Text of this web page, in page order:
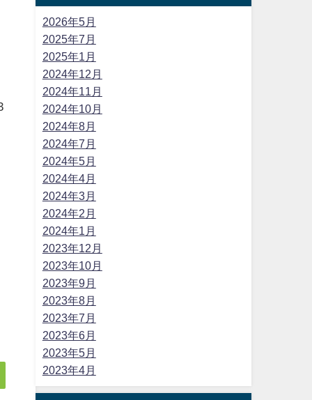
2026年5月
2025年7月
2025年1月
2024年12月
2024年11月
2024年10月
2024年8月
2024年7月
2024年5月
2024年4月
2024年3月
2024年2月
2024年1月
2023年12月
2023年10月
2023年9月
2023年8月
2023年7月
2023年6月
2023年5月
2023年4月